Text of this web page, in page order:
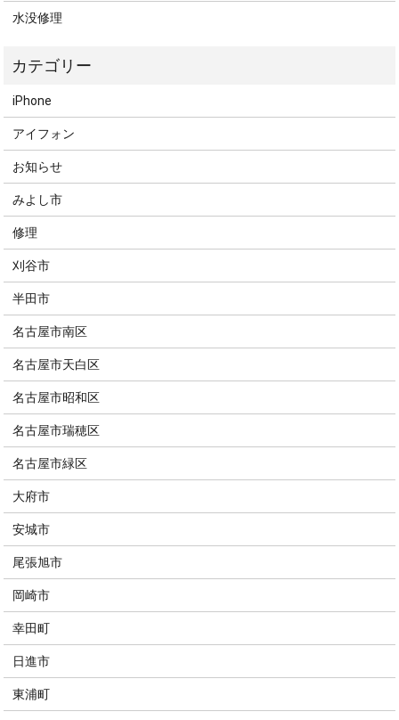
水没修理
iPhone
アイフォン
お知らせ
みよし市
修理
刈谷市
半田市
名古屋市南区
名古屋市天白区
名古屋市昭和区
名古屋市瑞穂区
名古屋市緑区
大府市
安城市
尾張旭市
岡崎市
幸田町
日進市
東浦町